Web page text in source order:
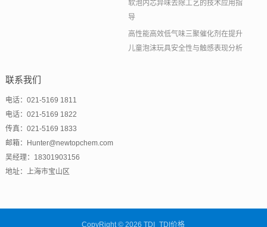
软泡内芯异味去除工艺的技术应用指
导
高性能高效低气味三聚催化剂在提升
儿童泡沫玩具安全性与触感表现分析
联系我们
电话：021-5169 1811
电话：021-5169 1822
传真：021-5169 1833
邮箱：Hunter@newtopchem.com
吴经理：18301903156
地址：上海市宝山区
CopyRight © 2026 TDI_TDI价格